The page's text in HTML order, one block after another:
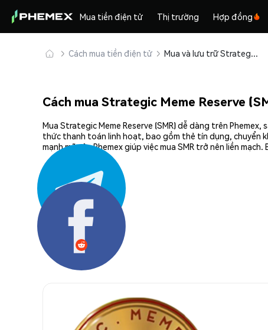
Mua tiền điện tử Thị trường Hợp đồng
Cách mua tiền điện tử Mua và lưu trữ Strategic Meme Reserve (SMR) an toàn
Cách mua Strategic Meme Reserve
Mua Strategic Meme Reserve (SMR) dễ dàng trên
thức thanh toán linh hoạt, bao gồm thẻ tín dụng, chuyển
mạnh mẽ của Phemex giúp việc mua SMR trở nên liền
Chia sẻ: